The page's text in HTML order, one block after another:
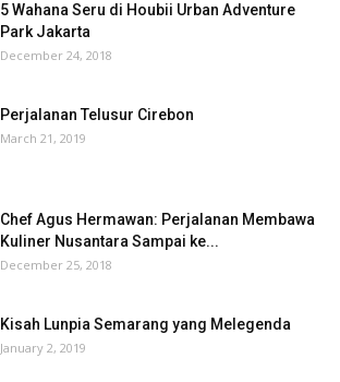
5 Wahana Seru di Houbii Urban Adventure
Park Jakarta
December 24, 2018
Perjalanan Telusur Cirebon
March 21, 2019
Chef Agus Hermawan: Perjalanan Membawa
Kuliner Nusantara Sampai ke...
December 25, 2018
Kisah Lunpia Semarang yang Melegenda
January 2, 2019